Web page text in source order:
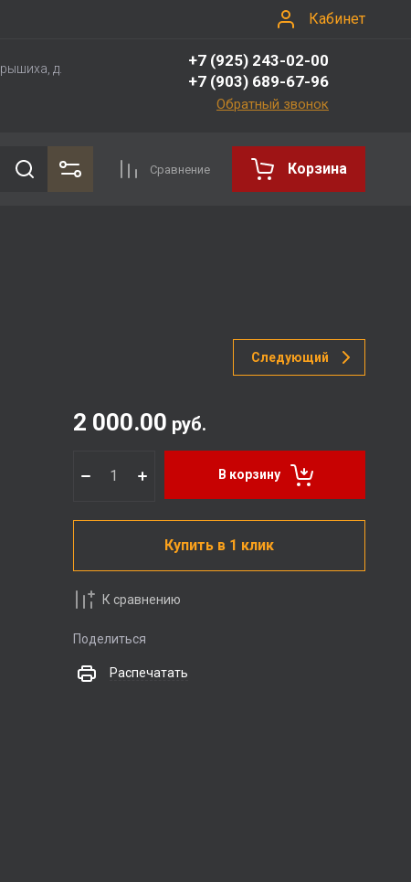
Кабинет
д.
+7 (925) 243-02-00
+7 (903) 689-67-96
Обратный звонок
Сравнение Корзина
Следующий
2 000.00 руб.
В корзину
Купить в 1 клик
К сравнению
Поделиться
Распечатать